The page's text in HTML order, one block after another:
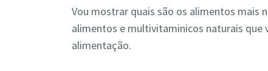
Vou mostrar quais são os alimentos mais
alimentos e multivitaminicos naturais que
alimentação.